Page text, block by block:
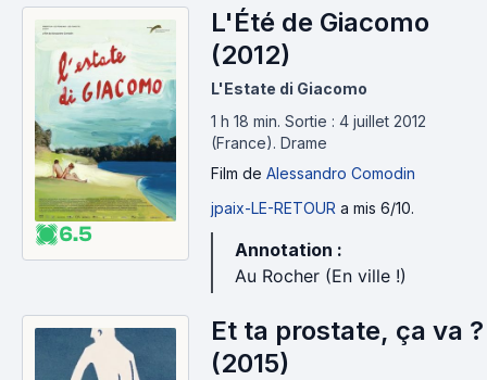
6.5
L'Été de Giacomo
(2012)
L'Estate di Giacomo
1 h 18 min. Sortie : 4 juillet 2012
(France). Drame
Film de Alessandro Comodin
jpaix-LE-RETOUR a mis 6/10.
Annotation :
Au Rocher (En ville !)
Et ta prostate, ça va ?
(2015)